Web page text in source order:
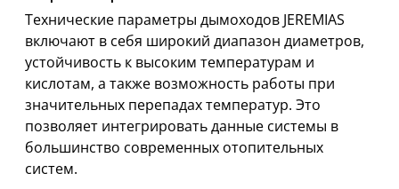
Технические параметры дымоходов JEREMIAS
включают в себя широкий диапазон диаметров,
устойчивость к высоким температурам и
кислотам, а также возможность работы при
значительных перепадах температур. Это
позволяет интегрировать данные системы в
большинство современных отопительных
систем.